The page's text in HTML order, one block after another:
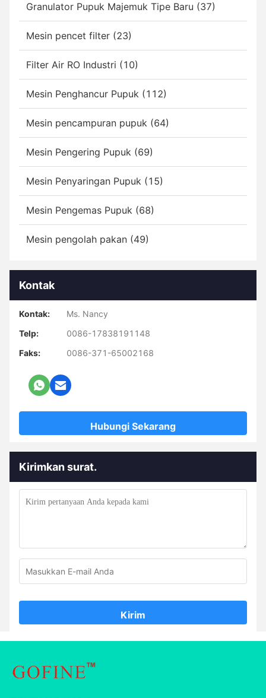
Granulator Pupuk Majemuk Tipe Baru (37)
Mesin pencet filter (23)
Filter Air RO Industri (10)
Mesin Penghancur Pupuk (112)
Mesin pencampuran pupuk (64)
Mesin Pengering Pupuk (69)
Mesin Penyaringan Pupuk (15)
Mesin Pengemas Pupuk (68)
Mesin pengolah pakan (49)
Kontak
Kontak:
Ms. Nancy
Telp:
0086-17838191148
Faks:
0086-371-65002168
Hubungi Sekarang
Kirimkan surat.
Kirim